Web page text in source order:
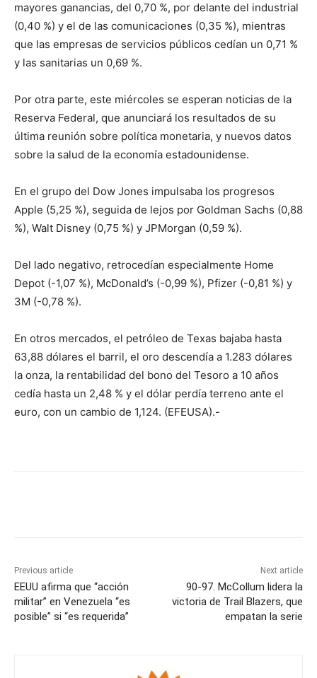
mayores ganancias, del 0,70 %, por delante del industrial
(0,40 %) y el de las comunicaciones (0,35 %), mientras
que las empresas de servicios públicos cedían un 0,71 %
y las sanitarias un 0,69 %.
Por otra parte, este miércoles se esperan noticias de la
Reserva Federal, que anunciará los resultados de su
última reunión sobre política monetaria, y nuevos datos
sobre la salud de la economía estadounidense.
En el grupo del Dow Jones impulsaba los progresos
Apple (5,25 %), seguida de lejos por Goldman Sachs (0,88
%), Walt Disney (0,75 %) y JPMorgan (0,59 %).
Del lado negativo, retrocedían especialmente Home
Depot (-1,07 %), McDonald’s (-0,99 %), Pfizer (-0,81 %) y
3M (-0,78 %).
En otros mercados, el petróleo de Texas bajaba hasta
63,88 dólares el barril, el oro descendía a 1.283 dólares
la onza, la rentabilidad del bono del Tesoro a 10 años
cedía hasta un 2,48 % y el dólar perdía terreno ante el
euro, con un cambio de 1,124. (EFEUSA).-
Previous article
EEUU afirma que “acción
militar” en Venezuela “es
posible” si “es requerida”
Next article
90-97. McCollum lidera la
victoria de Trail Blazers, que
empatan la serie